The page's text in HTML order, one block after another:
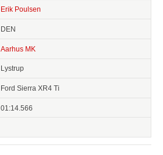
Erik Poulsen
DEN
Aarhus MK
Lystrup
Ford Sierra XR4 Ti
01:14.566